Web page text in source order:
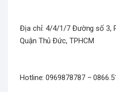
Địa chỉ: 4/4/1/7 Đường số 3,
Quận Thủ Đức, TPHCM
Hotline: 0969878787 –